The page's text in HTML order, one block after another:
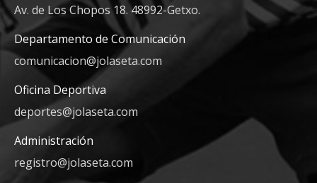
Av. de Los Chopos 18. 48992-Getxo.
Departamento de Comunicación
comunicacion@jolaseta.com
Oficina Deportiva
deportes@jolaseta.com
Administración
registro@jolaseta.com